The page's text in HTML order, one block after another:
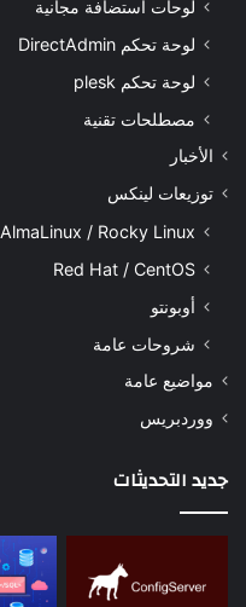
لوحات استضافة مجانية
لوحة تحكم DirectAdmin
لوحة تحكم plesk
مصطلحات تقنية
الأخبار
توزيعات لينكس
AlmaLinux / Rocky Linux
Red Hat / CentOS
أوبونتو
شروحات عامة
مواضيع عامة
ووردبريس
جديد التحديثات